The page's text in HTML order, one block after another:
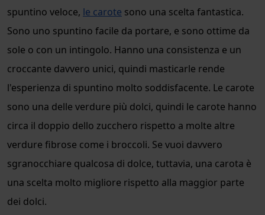
spuntino veloce, le carote sono una scelta fantastica.
Sono uno spuntino facile da portare, e sono ottime da
sole o con un intingolo. Hanno una consistenza e un
croccante davvero unici, quindi masticarle rende
l'esperienza di spuntino molto soddisfacente. Le carote
sono una delle verdure più dolci, quindi le carote hanno
circa il doppio dello zucchero rispetto a molte altre
verdure fibrose come i broccoli. Se vuoi davvero
sgranocchiare qualcosa di dolce, tuttavia, una carota è
una scelta molto migliore rispetto alla maggior parte
dei dolci.